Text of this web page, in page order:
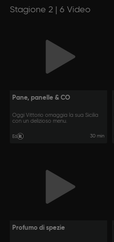
Stagione 2 | 6 Video
Pane, panelle & CO
Oggi Vittorio omaggia la sua Sicilia
con un delizioso menu.
E6 30 min
Profumo di spezie